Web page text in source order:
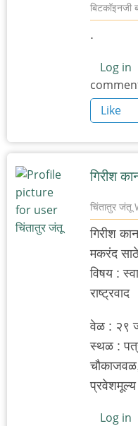
बिटकॉइनजी
.
Log in
Like
गिरीश
चिंतातुर जंतू
गिरीश
मकरंद
विषय :
राष्ट्रवाद
वेळ : २९
स्थळ :
प्रवेशमूल्य
Log in